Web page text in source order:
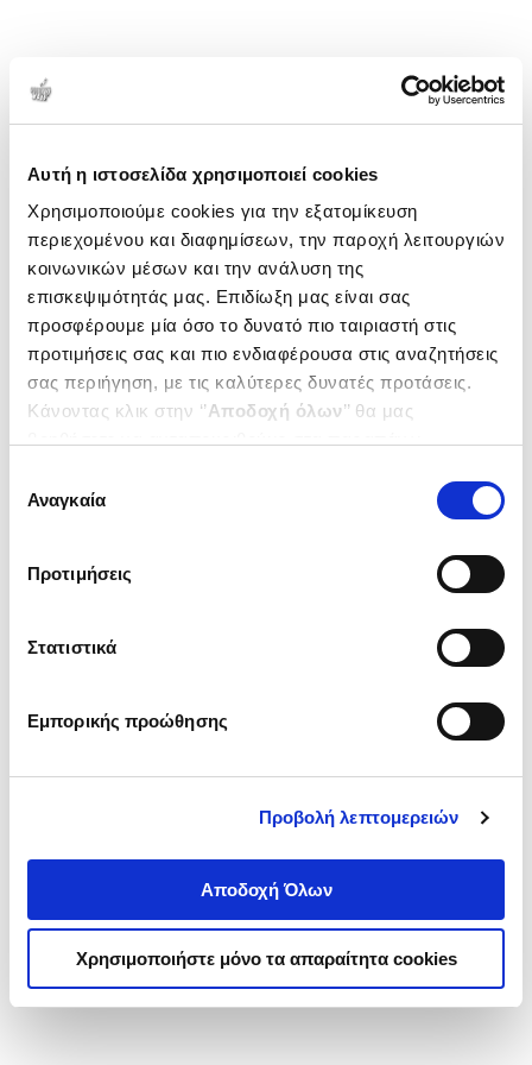
Αυτή η ιστοσελίδα χρησιμοποιεί cookies
Χρησιμοποιούμε cookies για την εξατομίκευση
περιεχομένου και διαφημίσεων, την παροχή λειτουργιών
κοινωνικών μέσων και την ανάλυση της
επισκεψιμότητάς μας. Επιδίωξη μας είναι σας
προσφέρουμε μία όσο το δυνατό πιο ταιριαστή στις
προτιμήσεις σας και πιο ενδιαφέρουσα στις αναζητήσεις
σας περιήγηση, με τις καλύτερες δυνατές προτάσεις.
Κάνοντας κλικ στην ‘’Αποδοχή όλων’’ θα μας
ενδιαφέρουν και να επιλέξετε από τα παρακάτω με την
΄΄και να ενημερωθείτε σχετικά με
συγκατάθεσης
Αναγκαία
Προτιμήσεις
Στατιστικά
Εμπορικής προώθησης
Προβολή λεπτομερειών
Αποδοχή Όλων
Χρησιμοποιήστε μόνο τα απαραίτητα cookies